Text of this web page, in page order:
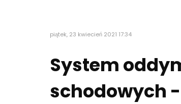
piątek, 23 kwiecień 2021 17:34
System
schodowych